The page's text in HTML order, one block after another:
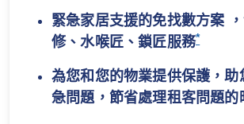
緊急家居支援的免找數方案
修、水喉匠、鎖匠服務*
為您和您的物業提供保護，助
急問題，節省處理租客問題的